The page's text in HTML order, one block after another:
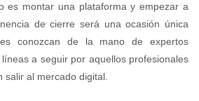
es montar una plataforma y empezar a
de cierre será una ocasión única
conozcan de la mano de expertos
a seguir por aquellos profesionales
salir al mercado digital.